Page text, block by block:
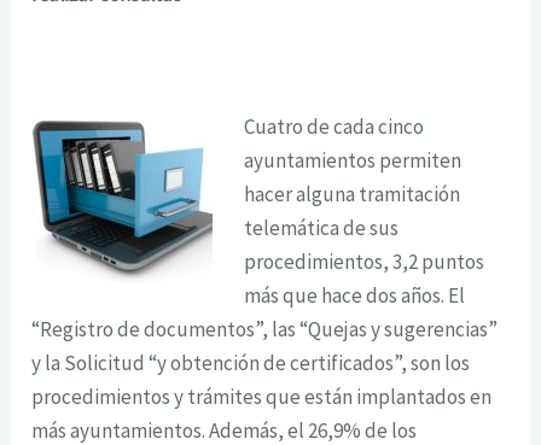
Cuatro de cada cinco
ayuntamientos permiten
hacer alguna tramitación
telemática de sus
procedimientos, 3,2 puntos
más que hace dos años. El
“Registro de documentos”, las “Quejas y sugerencias”
y la Solicitud “y obtención de certificados”, son los
procedimientos y trámites que están implantados en
más ayuntamientos. Además, el 26,9% de los